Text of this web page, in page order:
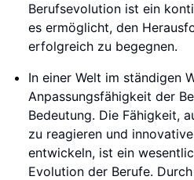
Berufsevolution ist ein
es ermöglicht, den
erfolgreich zu begegnen.
In einer Welt im ständigen
Anpassungsfähigkeit der
Bedeutung. Die Fähigkeit,
zu reagieren und
entwickeln, ist ein
Evolution der Berufe.